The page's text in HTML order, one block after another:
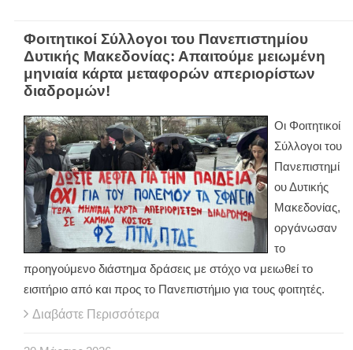
Φοιτητικοί Σύλλογοι του Πανεπιστημίου
Δυτικής Μακεδονίας: Απαιτούμε μειωμένη
μηνιαία κάρτα μεταφορών απεριορίστων
διαδρομών!
Οι Φοιτητικοί
Σύλλογοι του
Πανεπιστημί
ου Δυτικής
Μακεδονίας,
οργάνωσαν
το
προηγούμενο διάστημα δράσεις με στόχο να μειωθεί το
εισιτήριο από και προς το Πανεπιστήμιο για τους φοιτητές.
Διαβάστε Περισσότερα